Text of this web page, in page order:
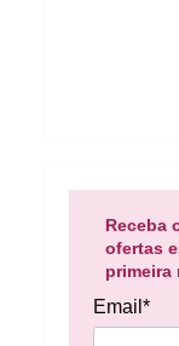
Receba
ofertas
primeira
Email*